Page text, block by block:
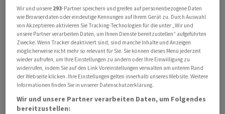
Schweiz hingegen noch unentschlossen. Bitcoin,
Ethereum und andere Kryptowährungen weiterhin mit
einem schweren Stand. Beobachter berichten von einer
Rette-sich-wer-kann-Haltung der Anleger. Erscheint gar
übertrieben. Gold und Silber ebenfalls tiefer.
Wir und unsere 293-Partner speichern und greifen auf personenbezogene Daten
wie Browserdaten oder eindeutige Kennungen auf Ihrem Gerät zu. Durch Auswahl
von Akzeptieren aktivieren Sie Tracking-Technologien für die unter „Wir und
unsere Partner verarbeiten Daten, um Ihnen Dienste bereitzustellen“ aufgeführten
Zwecke. Wenn Tracker deaktiviert sind, sind manche Inhalte und Anzeigen
möglicherweise nicht mehr so relevant für Sie. Sie können dieses Menü jederzeit
wieder aufrufen, um Ihre Einstellungen zu ändern oder Ihre Einwilligung zu
widerrufen, indem Sie auf den Link Voreinstellungen verwalten am unteren Rand
der Webseite klicken. Ihre Einstellungen gelten innerhalb unseres Website. Weitere
Informationen finden Sie in unserer Datenschutzerklärung.
Wir und unsere Partner verarbeiten Daten, um Folgendes
bereitzustellen: